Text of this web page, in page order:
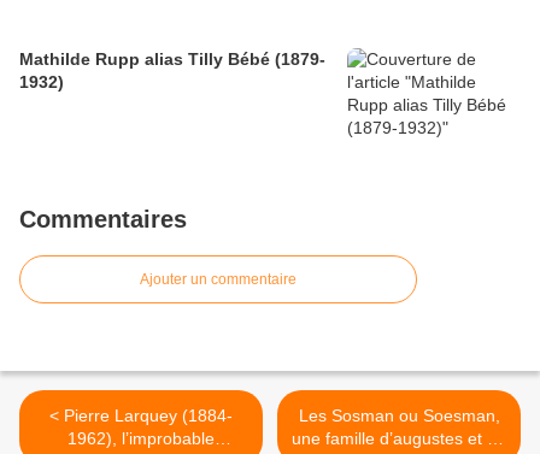
Mathilde Rupp alias Tilly Bébé (1879-
1932)
Commentaires
Ajouter un commentaire
< Pierre Larquey (1884-
1962), l’improbable
Les Sosman ou Soesman,
une famille d’augustes et de